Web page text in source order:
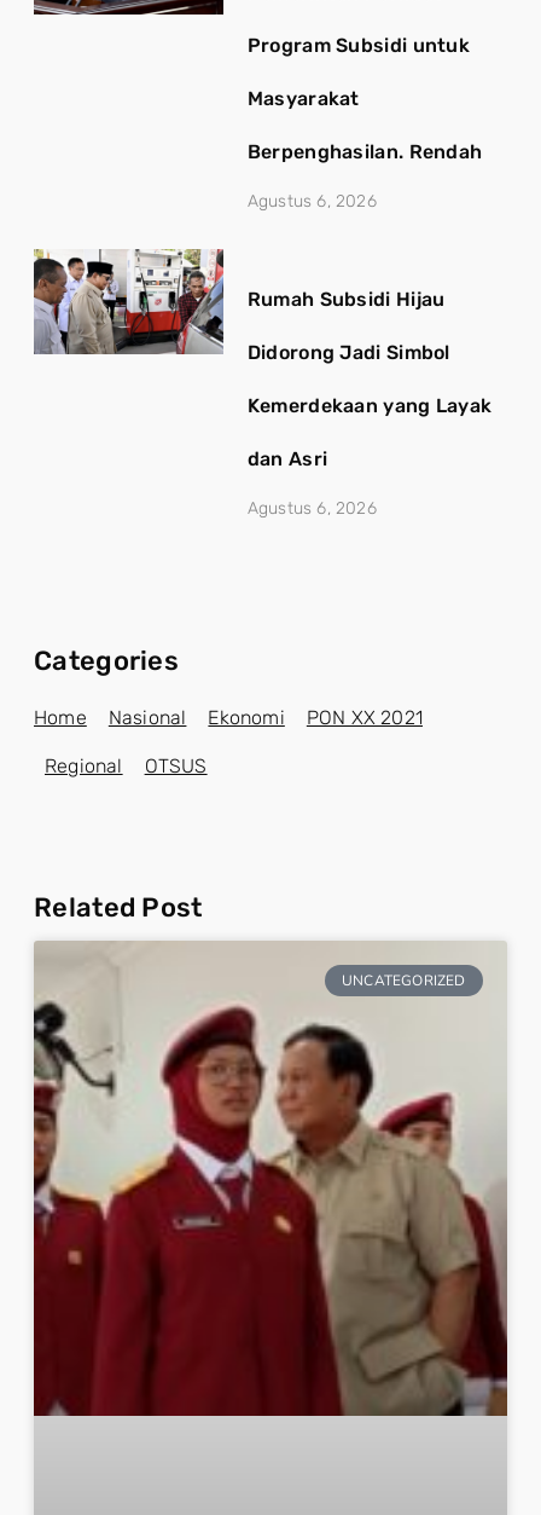
Program Subsidi untuk
Masyarakat
Berpenghasilan. Rendah
Agustus 6, 2026
Rumah Subsidi Hijau
Didorong Jadi Simbol
Kemerdekaan yang Layak
dan Asri
Agustus 6, 2026
Categories
Home Nasional Ekonomi PON XX 2021
Regional OTSUS
Related Post
UNCATEGORIZED